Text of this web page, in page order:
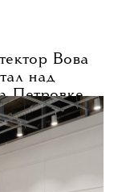
Вова
над
Петровке,
«Галерее»).
линейку